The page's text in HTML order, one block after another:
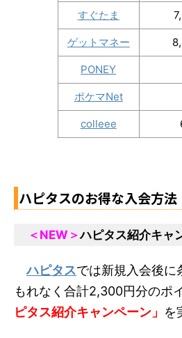
すぐたま
ゲットマネー
PONEY
ポケマNet
colleee
ハピタスのお得な入会方法
＜NEW＞ハピタス紹介キャ
ハピタスでは新規入会後に
もれなく合計2,300円分のポ
ピタス紹介キャンペーン」 を